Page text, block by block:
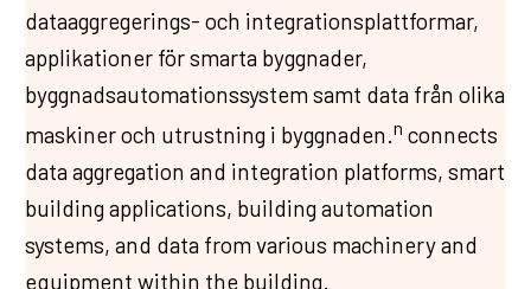
dataaggregerings- och integrationsplattformar,
applikationer för smarta byggnader,
byggnadsautomationssystem samt data från olika
maskiner och utrustning i byggnaden.n connects
data aggregation and integration platforms, smart
building applications, building automation
systems, and data from various machinery and
equipment within the building.